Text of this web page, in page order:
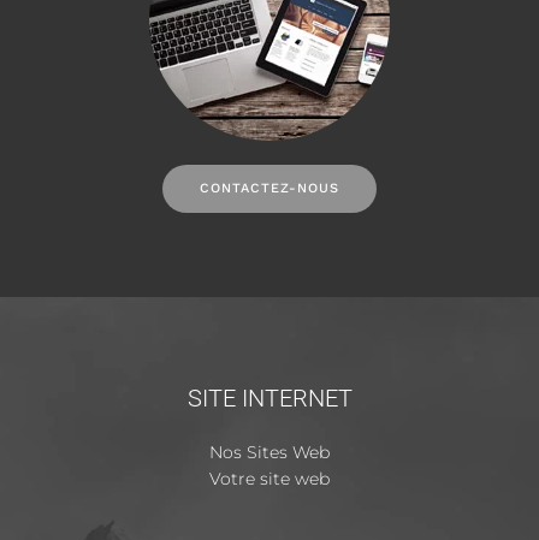
CONTACTEZ-NOUS
SITE INTERNET
Nos Sites Web
Votre site web